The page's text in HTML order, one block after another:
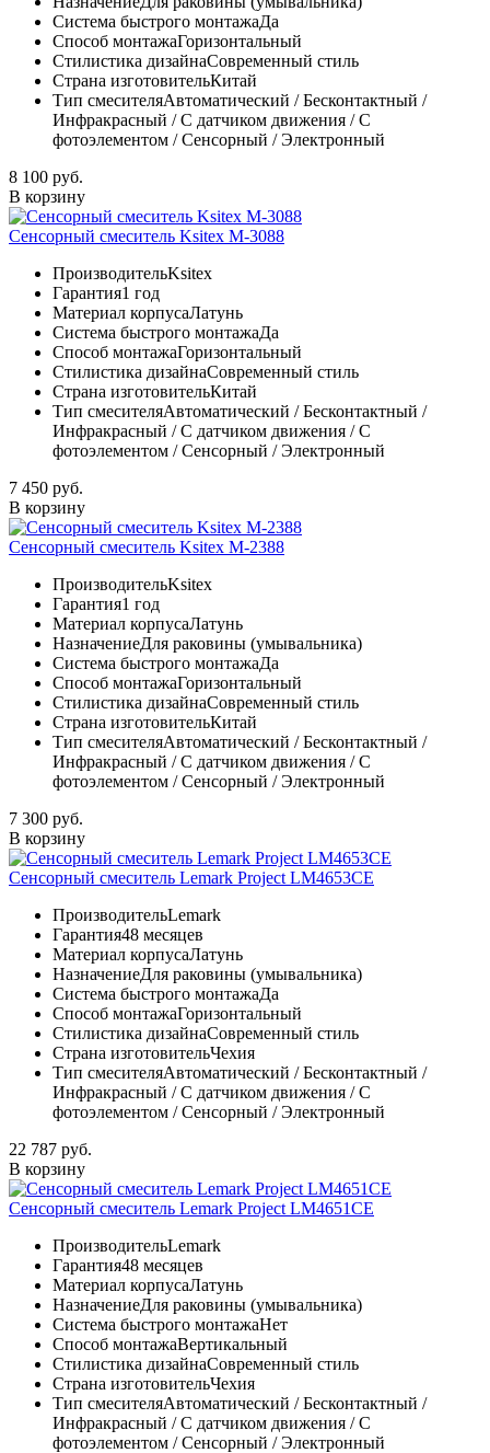
Система быстрого монтажаДа
Способ монтажаГоризонтальный
Стилистика дизайнаСовременный стиль
Страна изготовительКитай
Тип смесителяАвтоматический / Бесконтактный /
Инфракрасный / С датчиком движения / С
фотоэлементом / Сенсорный / Электронный
8 100 руб.
В корзину
Сенсорный смеситель Ksitex М-3088
ПроизводительKsitex
Гарантия1 год
Материал корпусаЛатунь
Система быстрого монтажаДа
Способ монтажаГоризонтальный
Стилистика дизайнаСовременный стиль
Страна изготовительКитай
Тип смесителяАвтоматический / Бесконтактный /
Инфракрасный / С датчиком движения / С
фотоэлементом / Сенсорный / Электронный
7 450 руб.
В корзину
Сенсорный смеситель Ksitex М-2388
ПроизводительKsitex
Гарантия1 год
Материал корпусаЛатунь
НазначениеДля раковины (умывальника)
Система быстрого монтажаДа
Способ монтажаГоризонтальный
Стилистика дизайнаСовременный стиль
Страна изготовительКитай
Тип смесителяАвтоматический / Бесконтактный /
Инфракрасный / С датчиком движения / С
фотоэлементом / Сенсорный / Электронный
7 300 руб.
В корзину
Сенсорный смеситель Lemark Project LM4653CE
ПроизводительLemark
Гарантия48 месяцев
Материал корпусаЛатунь
НазначениеДля раковины (умывальника)
Система быстрого монтажаДа
Способ монтажаГоризонтальный
Стилистика дизайнаСовременный стиль
Страна изготовительЧехия
Тип смесителяАвтоматический / Бесконтактный /
Инфракрасный / С датчиком движения / С
фотоэлементом / Сенсорный / Электронный
22 787 руб.
В корзину
Сенсорный смеситель Lemark Project LM4651CE
ПроизводительLemark
Гарантия48 месяцев
Материал корпусаЛатунь
НазначениеДля раковины (умывальника)
Система быстрого монтажаНет
Способ монтажаВертикальный
Стилистика дизайнаСовременный стиль
Страна изготовительЧехия
Тип смесителяАвтоматический / Бесконтактный /
Инфракрасный / С датчиком движения / С
фотоэлементом / Сенсорный / Электронный